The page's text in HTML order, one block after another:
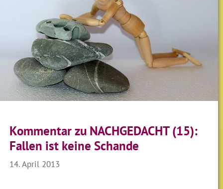
Kommentar zu NACHGEDACHT (15):
Fallen ist keine Schande
14. April 2013